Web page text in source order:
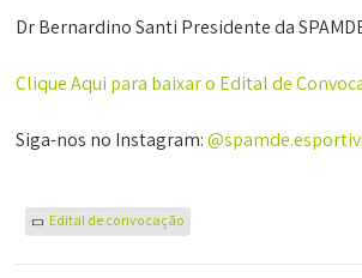
Dr Bernardino Santi Presidente da
Clique Aqui para baixar o Edital de
Siga-nos no Instagram:
Edital de convocação